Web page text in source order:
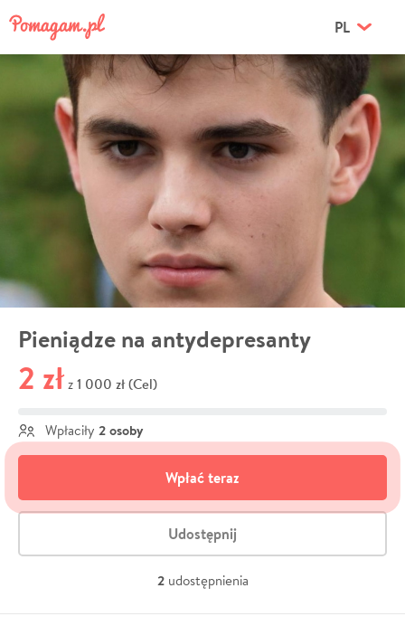
PL
Pieniądze na antydepresanty
2 zł z 1 000 zł (Cel)
Wpłaciły 2 osoby
Wpłać teraz
Udostępnij
2 udostępnienia